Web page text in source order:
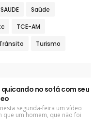
SAUDE Saúde
TCE-AM
Turismo
no sofá com seu
segunda-feira um vídeo
um homem, que não foi